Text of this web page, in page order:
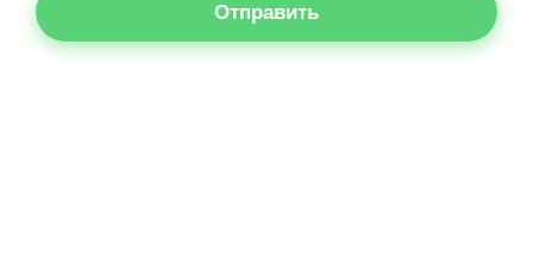
Отправить